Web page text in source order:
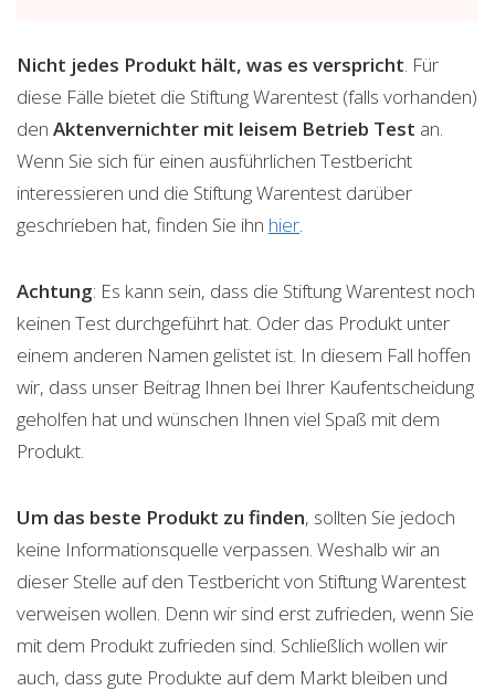
Nicht jedes Produkt hält, was es verspricht. Für
diese Fälle bietet die Stiftung Warentest (falls vorhanden)
den Aktenvernichter mit leisem Betrieb Test an.
Wenn Sie sich für einen ausführlichen Testbericht
interessieren und die Stiftung Warentest darüber
geschrieben hat, finden Sie ihn hier.
Achtung: Es kann sein, dass die Stiftung Warentest noch
keinen Test durchgeführt hat. Oder das Produkt unter
einem anderen Namen gelistet ist. In diesem Fall hoffen
wir, dass unser Beitrag Ihnen bei Ihrer Kaufentscheidung
geholfen hat und wünschen Ihnen viel Spaß mit dem
Produkt.
Um das beste Produkt zu finden, sollten Sie jedoch
keine Informationsquelle verpassen. Weshalb wir an
dieser Stelle auf den Testbericht von Stiftung Warentest
verweisen wollen. Denn wir sind erst zufrieden, wenn Sie
mit dem Produkt zufrieden sind. Schließlich wollen wir
auch, dass gute Produkte auf dem Markt bleiben und